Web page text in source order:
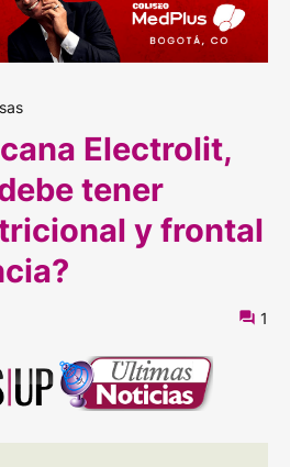
Electrolit,
tener
y frontal
1